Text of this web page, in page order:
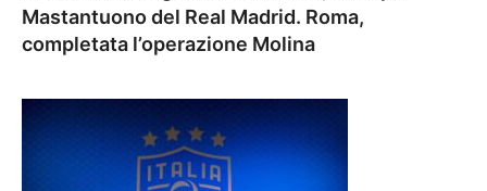
Mastantuono del Real Madrid. Roma,
completata l’operazione Molina